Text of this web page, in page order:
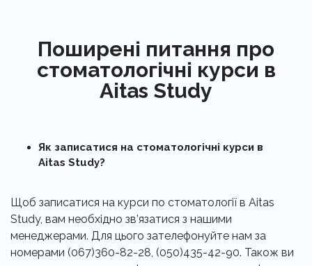
Поширені питання про
стоматологічні курси в
Aitas Study
Як записатися на стоматологічні курси в
Aitas Study?
Щоб записатися на курси по стоматології в Aitas
Study, вам необхідно зв’язатися з нашими
менеджерами. Для цього зателефонуйте нам за
номерами (067)360-82-28, (050)435-42-90. Також ви